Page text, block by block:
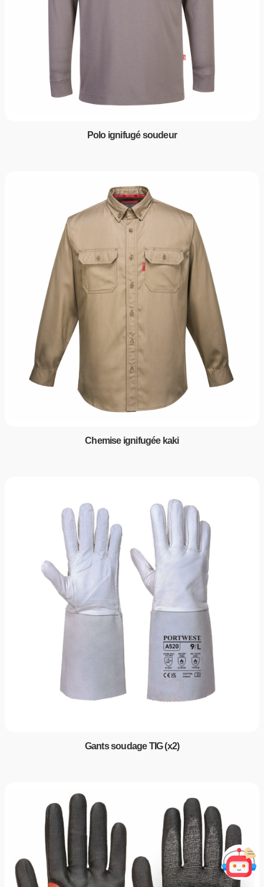
Polo ignifugé soudeur
Chemise ignifugée kaki
Gants soudage TIG (x2)